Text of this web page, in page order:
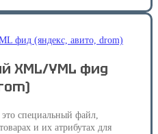
XML/YML фид
специальный файл,
и их атрибутах для